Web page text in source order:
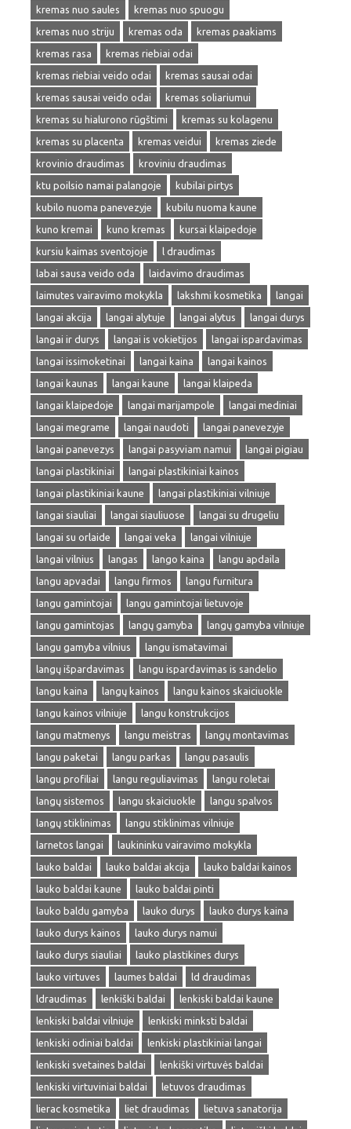
kremas nuo saules
kremas nuo spuogu
kremas nuo striju
kremas oda
kremas paakiams
kremas rasa
kremas riebiai odai
kremas riebiai veido odai
kremas sausai odai
kremas sausai veido odai
kremas soliariumui
kremas su hialurono rūgštimi
kremas su kolagenu
kremas su placenta
kremas veidui
kremas ziede
krovinio draudimas
kroviniu draudimas
ktu poilsio namai palangoje
kubilai pirtys
kubilo nuoma panevezyje
kubilu nuoma kaune
kuno kremai
kuno kremas
kursai klaipedoje
kursiu kaimas sventojoje
l draudimas
labai sausa veido oda
laidavimo draudimas
laimutes vairavimo mokykla
lakshmi kosmetika
langai
langai akcija
langai alytuje langai alytus
langai durys
langai ir durys
langai is vokietijos
langai ispardavimas
langai issimoketinai
langai kaina
langai kainos
langai kaunas
langai kaune
langai klaipeda
langai klaipedoje
langai marijampole
langai mediniai
langai megrame
langai naudoti
langai panevezyje
langai panevezys
langai pasyviam namui
langai pigiau
langai plastikiniai
langai plastikiniai kainos
langai plastikiniai kaune
langai plastikiniai vilniuje
langai siauliai
langai siauliuose
langai su drugeliu
langai su orlaide
langai veka
langai vilniuje
langai vilnius
langas lango kaina
langu apdaila
langu apvadai
langu firmos
langu furnitura
langu gamintojai
langu gamintojai lietuvoje
langu gamintojas
langų gamyba
langų gamyba vilniuje
langu gamyba vilnius
langu ismatavimai
langų išpardavimas
langu ispardavimas is sandelio
langu kaina
langų kainos
langu kainos skaiciuokle
langu kainos vilniuje
langu konstrukcijos
langu matmenys
langu meistras
langų montavimas
langu paketai
langu parkas
langu pasaulis
langu profiliai
langu reguliavimas
langu roletai
langų sistemos
langu skaiciuokle
langu spalvos
langų stiklinimas
langu stiklinimas vilniuje
larnetos langai
laukininku vairavimo mokykla
lauko baldai
lauko baldai akcija
lauko baldai kainos
lauko baldai kaune
lauko baldai pinti
lauko baldu gamyba
lauko durys
lauko durys kaina
lauko durys kainos
lauko durys namui
lauko durys siauliai
lauko plastikines durys
lauko virtuves
laumes baldai
ld draudimas
ldraudimas
lenkiški baldai
lenkiski baldai kaune
lenkiski baldai vilniuje
lenkiski minksti baldai
lenkiski odiniai baldai
lenkiski plastikiniai langai
lenkiski svetaines baldai
lenkiški virtuvės baldai
lenkiski virtuviniai baldai
letuvos draudimas
lierac kosmetika
liet draudimas
lietuva sanatorija